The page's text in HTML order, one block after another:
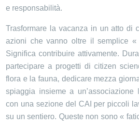
e responsabilità.
Trasformare la vacanza in un atto di
azioni che vanno oltre il semplice «
Significa contribuire attivamente.
partecipare a progetti di citizen
flora e la fauna, dedicare mezza
spiaggia insieme a un’associazione
con una sezione del CAI per piccoli
su un sentiero. Queste non sono «